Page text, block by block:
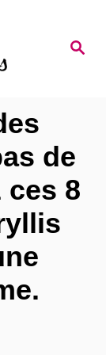
S
de
ces 8